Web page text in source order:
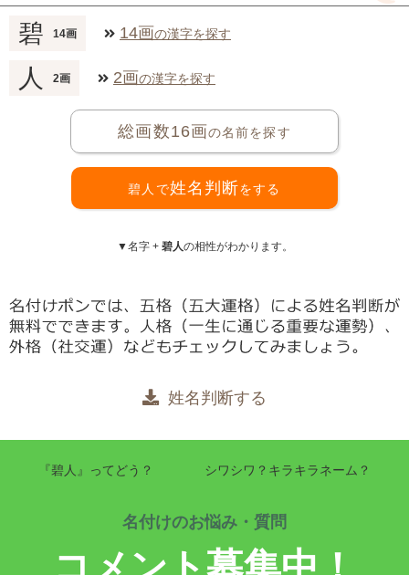
碧 14画 14画の漢字を探す
人 2画 2画の漢字を探す
総画数16画の名前を探す
碧人で姓名判断をする
▼名字 + 碧人の相性がわかります。
姓名判断する
『碧人』ってどう？ シワシワ？キラキラネーム？
名付けのお悩み・質問
コメント募集中！